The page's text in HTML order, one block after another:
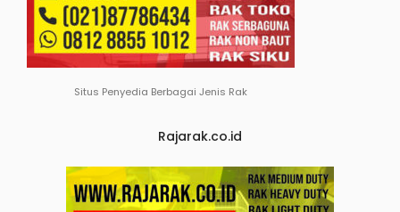
Situs Penyedia Berbagai Jenis Rak
Rajarak.co.id